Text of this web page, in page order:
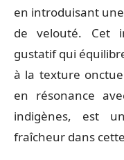
en introduisant
de velouté. Cet
gustatif qui
à la texture
en résonance
indigènes, est
fraîcheur dans